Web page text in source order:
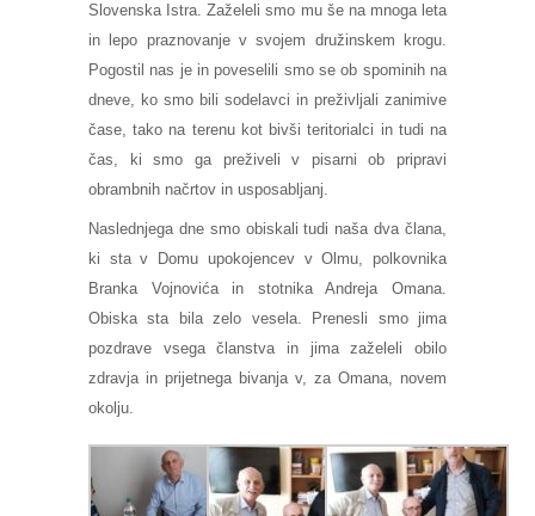
Slovenska Istra. Zaželeli smo mu še na mnoga leta
in lepo praznovanje v svojem družinskem krogu.
Pogostil nas je in poveselili smo se ob spominih na
dneve, ko smo bili sodelavci in preživljali zanimive
čase, tako na terenu kot bivši teritorialci in tudi na
čas, ki smo ga preživeli v pisarni ob pripravi
obrambnih načrtov in usposabljanj.
Naslednjega dne smo obiskali tudi naša dva člana,
ki sta v Domu upokojencev v Olmu, polkovnika
Branka Vojnovića in stotnika Andreja Omana.
Obiska sta bila zelo vesela. Prenesli smo jima
pozdrave vsega članstva in jima zaželeli obilo
zdravja in prijetnega bivanja v, za Omana, novem
okolju.